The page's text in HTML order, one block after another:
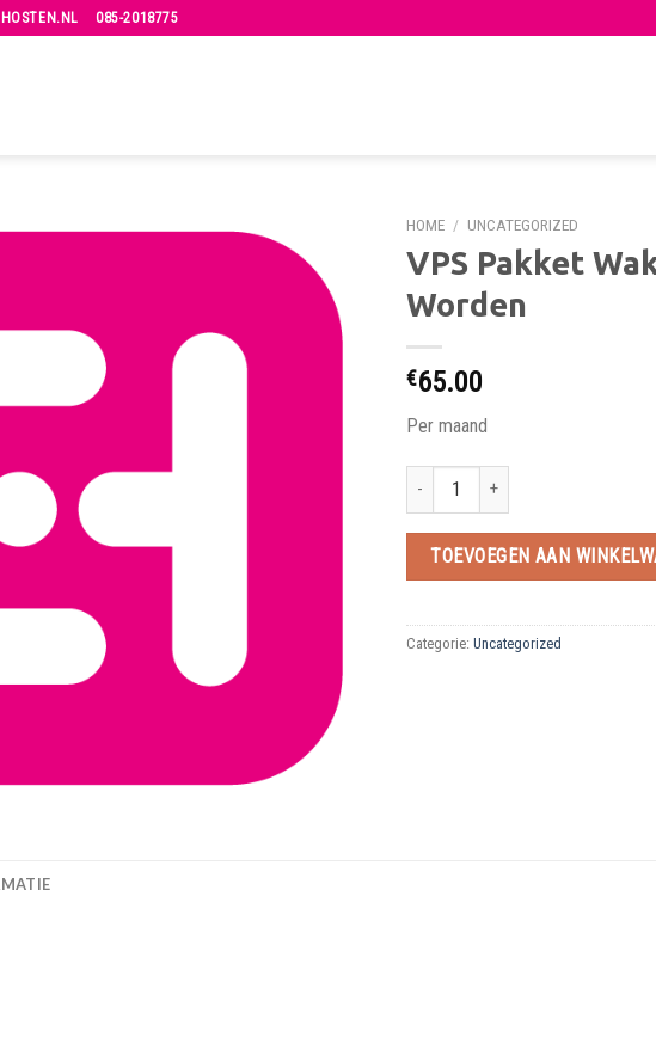
085-2018775
HOME / UNCATEGORIZED
VPS Pakket
Worden
€65.00
Per maand
VPS Pakket Wakker Worden
TOEVOEGEN AAN
Categorie: Uncategorized